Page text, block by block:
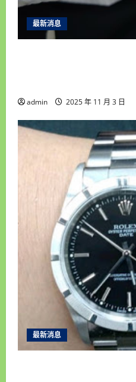
最新消息
admin 2025 年 11 月 3 日
最新消息